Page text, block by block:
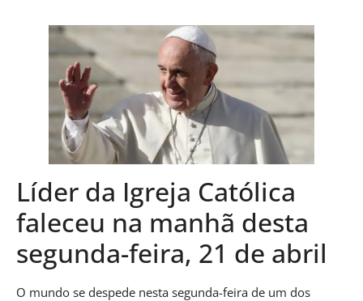
Líder da Igreja Católica
faleceu na manhã desta
segunda-feira, 21 de abril
O mundo se despede nesta segunda-feira de um dos